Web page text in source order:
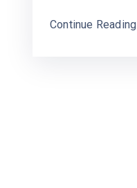
Continue Reading